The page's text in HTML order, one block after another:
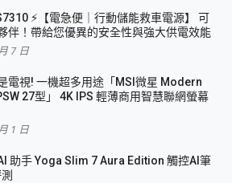
⚡【電急便｜行動儲能救車電源】 可
伴！帶給您優異的安全性與強大供電效能
7 日
電視! 一機超多用途「MSI微星 Modern
27型」 4K IPS 輕薄商用智慧聯網螢幕
1 日
助手 Yoga Slim 7 Aura Edition 觸控AI筆